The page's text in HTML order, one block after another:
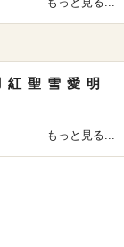
紅 聖 雪 愛 明
もっと見る...